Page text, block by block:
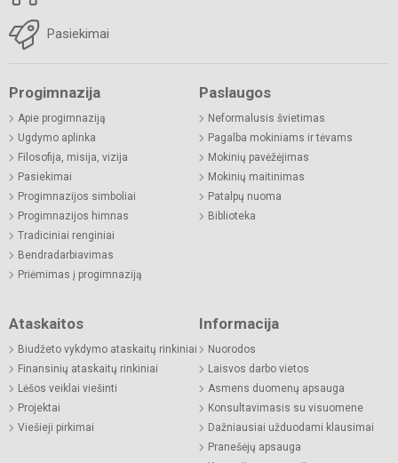
Pasiekimai
Progimnazija
Apie progimnaziją
Ugdymo aplinka
Filosofija, misija, vizija
Pasiekimai
Progimnazijos simboliai
Progimnazijos himnas
Tradiciniai renginiai
Bendradarbiavimas
Priėmimas į progimnaziją
Paslaugos
Neformalusis švietimas
Pagalba mokiniams ir tėvams
Mokinių pavėžėjimas
Mokinių maitinimas
Patalpų nuoma
Biblioteka
Ataskaitos
Biudžeto vykdymo ataskaitų rinkiniai
Finansinių ataskaitų rinkiniai
Lėšos veiklai viešinti
Projektai
Viešieji pirkimai
Informacija
Nuorodos
Laisvos darbo vietos
Asmens duomenų apsauga
Konsultavimasis su visuomene
Dažniausiai užduodami klausimai
Pranešėjų apsauga